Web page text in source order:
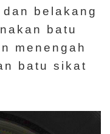
belakang
batu
menengah
batu sikat